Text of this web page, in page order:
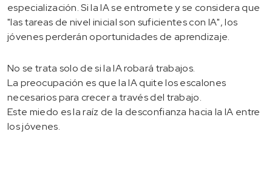
especialización. Si la IA se entromete y se considera que
"las tareas de nivel inicial son suficientes con IA", los
jóvenes perderán oportunidades de aprendizaje.
No se trata solo de si la IA robará trabajos.
La preocupación es que la IA quite los escalones
necesarios para crecer a través del trabajo.
Este miedo es la raíz de la desconfianza hacia la IA entre
los jóvenes.